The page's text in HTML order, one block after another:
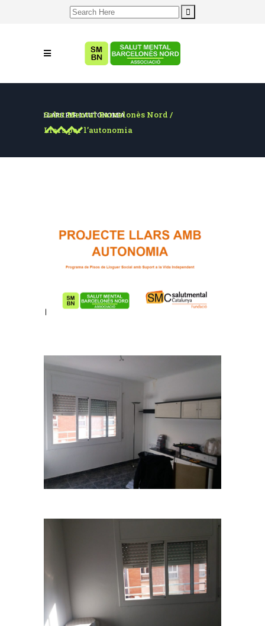
Search
LLARS PER L’AUTONOMIA
Salut Mental Barcelonès Nord /
Llars per l’autonomia